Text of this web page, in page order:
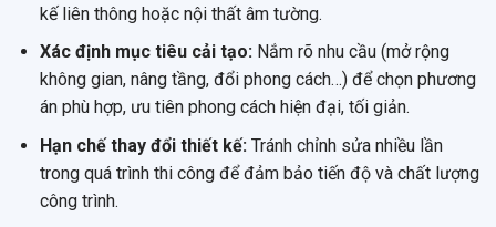
kế liên thông hoặc nội thất âm tường.
Xác định mục tiêu cải tạo:Nắm rõ nhu cầu (mở rộng
không gian, nâng tầng, đổi phong cách…) để chọn phương
án phù hợp, ưu tiên phong cách hiện đại, tối giản.
Hạn chế thay đổi thiết kế:Tránh chỉnh sửa nhiều lần
trong quá trình thi công để đảm bảo tiến độ và chất lượng
công trình.